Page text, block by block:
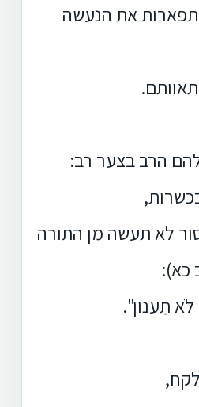
את הנעשה
הרב בצער רב:
לא תעשה מן התורה
כא):
תַענון".